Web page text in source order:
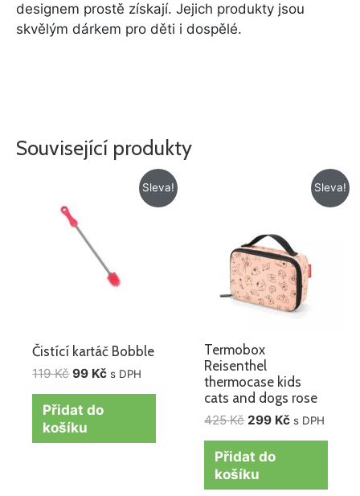
designem prostě získají. Jejich produkty jsou
skvělým dárkem pro děti i dospělé.
Související produkty
Sleva!
Čistící kartáč Bobble
119Kč
byla:
119 Kč.
99 Kč
Aktuální
s DPH
Přidat do
košíku
Sleva!
Termobox
Reisenthel
thermocase kids
cats and dogs rose
425Kč 299 Kč
Aktuální
cena
s DPH
Přidat do
košíku